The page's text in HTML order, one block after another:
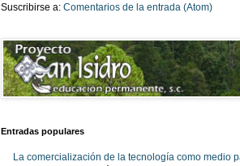
Suscribirse a: Comentarios de la entrada (Atom)
Entradas populares
La comercialización de la tecnología como medio